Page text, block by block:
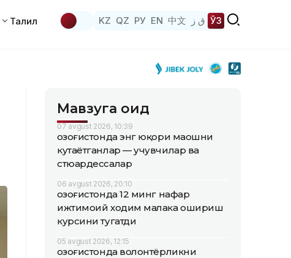
Таҳлил KZ QZ РУ EN 中文 ق ز ЎЗ
Мавзуга оид
07 avgust 2026, 10:39
Қозоғистонда энг юқори маошни
кутаётганлар — учувчилар ва
стюардессалар
06 avgust 2026, 20:10
Қозоғистонда 12 минг нафар
ижтимоий ходим малака ошириш
курсини тугатди
05 avgust 2026, 12:15
Қозоғистонда волонтёрликни